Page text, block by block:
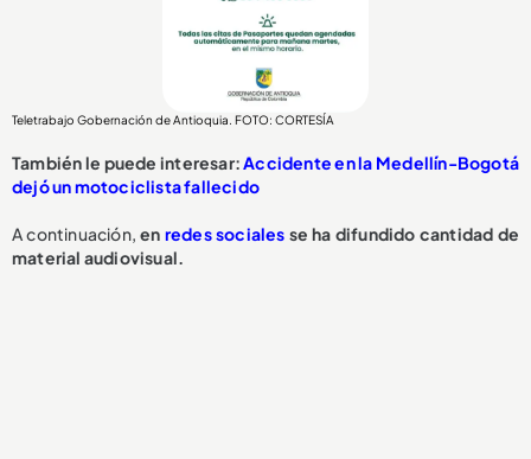
Teletrabajo Gobernación de Antioquia. FOTO: CORTESÍA
También le puede interesar:Accidente en la Medellín-Bogotá
dejó un motociclista fallecido
A continuación,en redes sociales se ha difundido cantidad de
material audiovisual.